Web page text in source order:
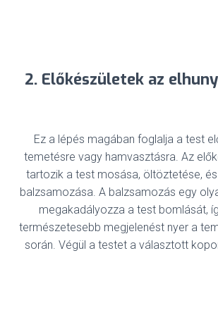
2. Előkészületek az
Ez a lépés magában foglalja a test
temetésre vagy hamvasztásra. Az
tartozik a test mosása, öltöztetése,
balzsamozása. A balzsamozás egy
megakadályozza a test bomlását,
természetesebb megjelenést nyer a
során. Végül a testet a választott